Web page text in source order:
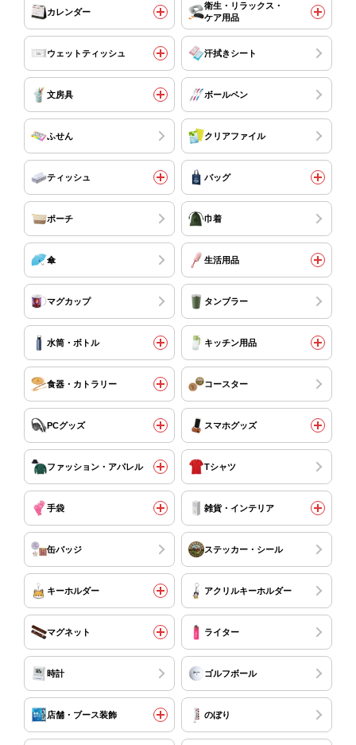
カレンダー
衛生・リラックス・
ケア用品
ウェットティッシュ 汗拭きシート
文房具 ボールペン
ふせん クリアファイル
ティッシュ バッグ
ポーチ 巾着
傘 生活用品
マグカップ タンブラー
水筒・ボトル キッチン用品
食器・カトラリー コースター
PCグッズ スマホグッズ
ファッション・アパレル Tシャツ
手袋 雑貨・インテリア
缶バッジ ステッカー・シール
キーホルダー アクリルキーホルダー
マグネット ライター
時計 ゴルフボール
店舗・ブース装飾 のぼり